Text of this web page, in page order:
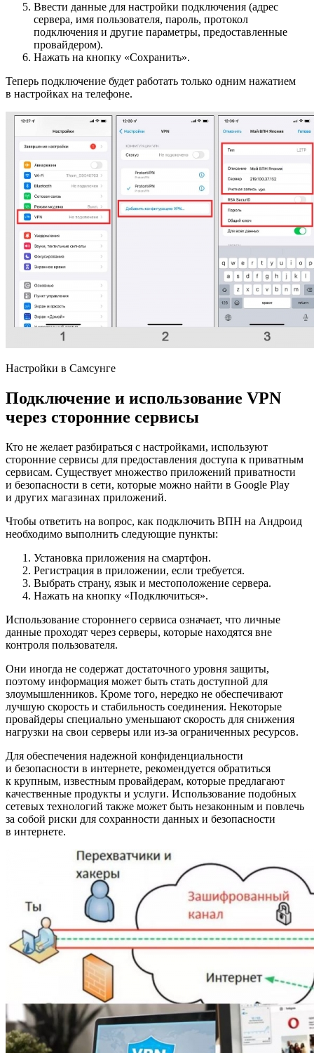
Ввести данные для настройки подключения (адрес
сервера, имя пользователя, пароль, протокол
подключения и другие параметры, предоставленные
провайдером).
Нажать на кнопку «Сохранить».
Теперь подключение будет работать только одним нажатием
в настройках на телефоне.
Настройки в Самсунге
Подключение и использование VPN
через сторонние сервисы
Кто не желает разбираться с настройками, используют
сторонние сервисы для предоставления доступа к приватным
сервисам. Существует множество приложений приватности
и безопасности в сети, которые можно найти в Google Play
и других магазинах приложений.
Чтобы ответить на вопрос, как подключить ВПН на Андроид
необходимо выполнить следующие пункты:
Установка приложения на смартфон.
Регистрация в приложении, если требуется.
Выбрать страну, язык и местоположение сервера.
Нажать на кнопку «Подключиться».
Использование стороннего сервиса означает, что личные
данные проходят через серверы, которые находятся вне
контроля пользователя.
Они иногда не содержат достаточного уровня защиты,
поэтому информация может быть стать доступной для
злоумышленников. Кроме того, нередко не обеспечивают
лучшую скорость и стабильность соединения. Некоторые
провайдеры специально уменьшают скорость для снижения
нагрузки на свои серверы или из-за ограниченных ресурсов.
Для обеспечения надежной конфиденциальности
и безопасности в интернете, рекомендуется обратиться
к крупным, известным провайдерам, которые предлагают
качественные продукты и услуги. Использование подобных
сетевых технологий также может быть незаконным и повлечь
за собой риски для сохранности данных и безопасности
в интернете.